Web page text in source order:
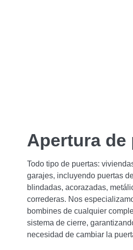
Apertura de
Todo tipo de puertas:
garajes, incluyendo puertas
blindadas, acorazadas,
correderas. Nos
bombines de cualquier
sistema de cierre,
necesidad de cambiar la